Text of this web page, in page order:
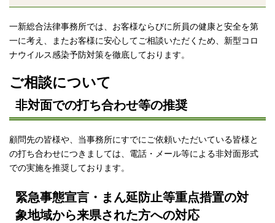
一新総合法律事務所では、お客様ならびに所員の健康と安全を第
一に考え、またお客様に安心してご相談いただくため、新型コロ
ナウイルス感染予防対策を徹底しております。
ご相談について
非対面での打ち合わせ等の推奨
顧問先の皆様や、当事務所にすでにご依頼いただいている皆様と
の打ち合わせにつきましては、電話・メール等による非対面形式
での実施を推奨しております。
緊急事態宣言・ まん延防止等重点措置の対
象地域から来県された方への対応